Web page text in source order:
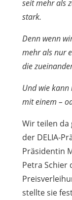
seit mehr als
stark.
Denn wenn
mehr als nur
die
Und wie kann
mit einem –
Wir teilen da
der DELIA-
Präsidentin
Petra Schier
stellte sie